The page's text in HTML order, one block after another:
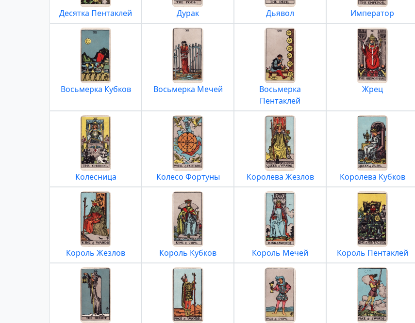
Десятка Пентаклей Дурак Дьявол Император
Восьмерка Кубков Восьмерка Мечей
Восьмерка
Пентаклей
Жрец
Колесница Колесо Фортуны Королева Жезлов Королева Кубков
Король Жезлов Король Кубков Король Мечей Король Пентаклей